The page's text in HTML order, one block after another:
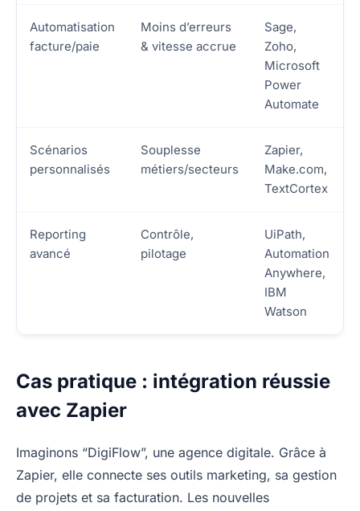
Automatisation
facture/paie
Moins d’erreurs
& vitesse accrue
Sage,
Zoho,
Microsoft
Power
Automate
Scénarios
personnalisés
Souplesse
métiers/secteurs
Zapier,
Make.com,
TextCortex
Reporting
avancé
Contrôle,
pilotage
UiPath,
Automation
Anywhere,
IBM
Watson
Cas pratique : intégration réussie
avec Zapier
Imaginons “DigiFlow”, une agence digitale. Grâce à
Zapier, elle connecte ses outils marketing, sa gestion
de projets et sa facturation. Les nouvelles